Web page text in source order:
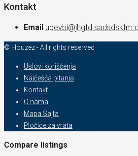
Kontakt
Email
© Houzez - All rights reserved
Uslovi korišćenja
Najčešća pitanja
Kontakt
O nama
Mapa Sajta
Pločice za vrata
Compare listings